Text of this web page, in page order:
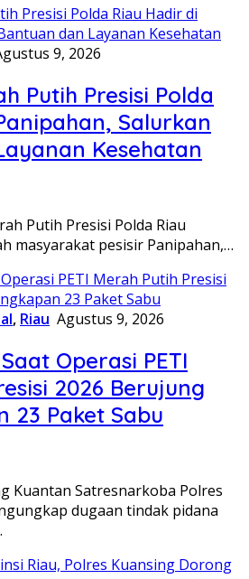
9, 2026
Putih Presisi Polda
Salurkan
Kesehatan
Putih Presisi Polda Riau
masyarakat pesisir Panipahan,…
, Riau Agustus 9, 2026
Operasi PETI
2026 Berujung
23 Paket Sabu
Kuantan Satresnarkoba Polres
dugaan tindak pidana